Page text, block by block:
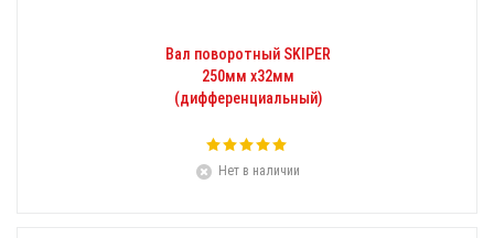
Вал поворотный SKIPER
250мм х32мм
(дифференциальный)
Нет в наличии